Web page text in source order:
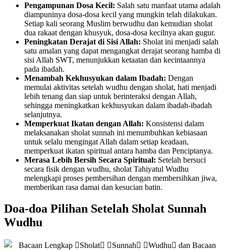
Pengampunan Dosa Kecil: Salah satu manfaat utama adalah
diampuninya dosa-dosa kecil yang mungkin telah dilakukan.
Setiap kali seorang Muslim berwudhu dan kemudian sholat
dua rakaat dengan khusyuk, dosa-dosa kecilnya akan gugur.
Peningkatan Derajat di Sisi Allah: Sholat ini menjadi salah
satu amalan yang dapat mengangkat derajat seorang hamba di
sisi Allah SWT, menunjukkan ketaatan dan kecintaannya
pada ibadah.
Menambah Kekhusyukan dalam Ibadah: Dengan
memulai aktivitas setelah wudhu dengan sholat, hati menjadi
lebih tenang dan siap untuk berinteraksi dengan Allah,
sehingga meningkatkan kekhusyukan dalam ibadah-ibadah
selanjutnya.
Memperkuat Ikatan dengan Allah: Konsistensi dalam
melaksanakan sholat sunnah ini menumbuhkan kebiasaan
untuk selalu mengingat Allah dalam setiap keadaan,
memperkuat ikatan spiritual antara hamba dan Penciptanya.
Merasa Lebih Bersih Secara Spiritual: Setelah bersuci
secara fisik dengan wudhu, sholat Tahiyatul Wudhu
melengkapi proses pembersihan dengan membersihkan jiwa,
memberikan rasa damai dan kesucian batin.
Doa-doa Pilihan Setelah Sholat Sunnah
Wudhu